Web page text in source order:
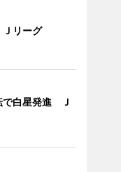
リーグ
で白星発進 Ｊ